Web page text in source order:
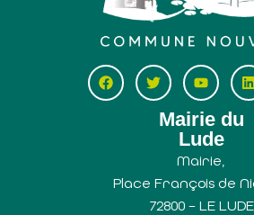
Mairie du
Lude
Mairie,
Place François de
72800 – LE LUDE